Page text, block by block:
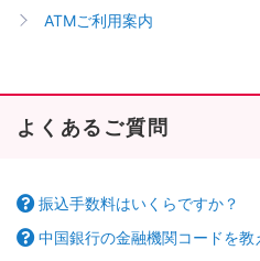
ATMご利用案内
よくあるご質問
振込手数料はいくらですか？
中国銀行の金融機関コードを教